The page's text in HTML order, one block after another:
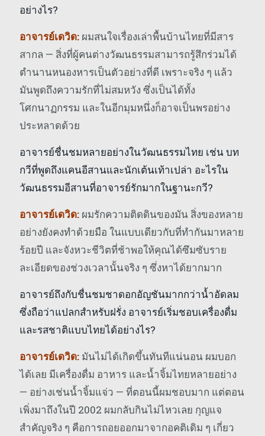
อย่างไร?
อาจารย์เดวิด: ผมสนใจเรื่องเล่าพื้นบ้านไทยที่มีสาร
สากล — สิ่งที่ผู้คนต่างวัฒนธรรมสามารถรู้สึกร่วมได้
ตำนานหนองหารเป็นตัวอย่างที่ดี เพราะจริง ๆ แล้ว
มันพูดถึงความรักที่ไม่สมหวัง ซึ่งเป็นได้ทั้ง
โศกนาฏกรรม และในอีกมุมหนึ่งก็อาจเป็นพรอย่าง
ประหลาดด้วย
อาจารย์ชื่นชมหลายอย่างในวัฒนธรรมไทย เช่น บท
กวีที่พูดถึงแคนอีสานและนักเต้นเท้าเปล่า อะไรใน
วัฒนธรรมอีสานที่อาจารย์รักมากในฐานะกวี?
อาจารย์เดวิด: ผมรักความติดดินของมัน สิ่งของหลาย
อย่างยังคงทำด้วยมือ ในแบบเดียวกับที่ทำกันมาหลาย
ร้อยปี และจังหวะชีวิตที่ช้าพอให้คุณได้ซึมซับราย
ละเอียดของช่วงเวลานั้นจริง ๆ ซึ่งหาได้ยากมาก
อาจารย์ถึงกับชื่นชมชาดอกอัญชันมากกว่าน้ำอัดลม
ซึ่งถือว่าแปลกสำหรับฝรั่ง อาจารย์เริ่มชอบเครื่องดื่ม
และรสชาติแบบไทยได้อย่างไร?
อาจารย์เดวิด: มันไม่ได้เกิดขึ้นทันทีแน่นอน ผมบอก
ได้เลย มีเครื่องดื่ม อาหาร และน้ำจิ้มไทยหลายอย่าง
— อย่างเช่นน้ำจิ้มแจ่ว — ที่ตอนนี้ผมชอบมาก แต่ตอน
เพิ่งมาถึงในปี 2002 ผมกลับกินไม่ไหวเลย กุญแจ
สำคัญจริง ๆ คือการถอยออกมาจากอคติเดิม ๆ เกี่ยว